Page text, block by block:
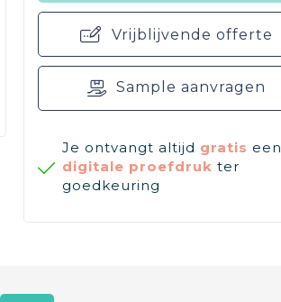
Vrijblijvende offerte
Sample aanvragen
Je ontvangt altijd gratis een
digitale proefdruk ter
goedkeuring